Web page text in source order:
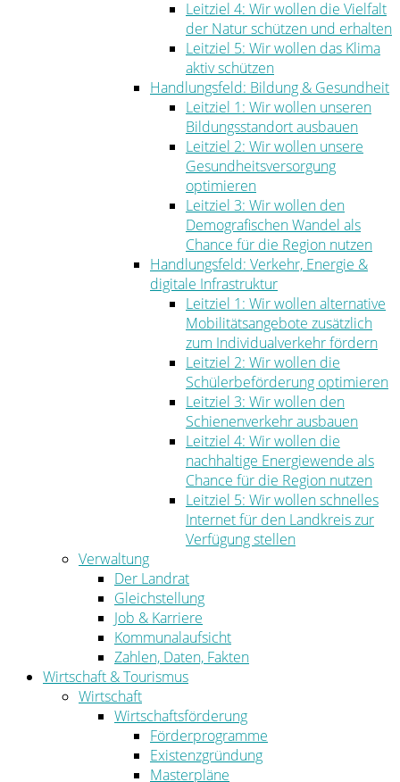
Leitziel 4: Wir wollen die Vielfalt
der Natur schützen und erhalten
Leitziel 5: Wir wollen das Klima
aktiv schützen
Handlungsfeld: Bildung & Gesundheit
Leitziel 1: Wir wollen unseren
Bildungsstandort ausbauen
Leitziel 2: Wir wollen unsere
Gesundheitsversorgung
optimieren
Leitziel 3: Wir wollen den
Demografischen Wandel als
Chance für die Region nutzen
Handlungsfeld: Verkehr, Energie &
digitale Infrastruktur
Leitziel 1: Wir wollen alternative
Mobilitätsangebote zusätzlich
zum Individualverkehr fördern
Leitziel 2: Wir wollen die
Schülerbeförderung optimieren
Leitziel 3: Wir wollen den
Schienenverkehr ausbauen
Leitziel 4: Wir wollen die
nachhaltige Energiewende als
Chance für die Region nutzen
Leitziel 5: Wir wollen schnelles
Internet für den Landkreis zur
Verfügung stellen
Verwaltung
Der Landrat
Gleichstellung
Job & Karriere
Kommunalaufsicht
Zahlen, Daten, Fakten
Wirtschaft & Tourismus
Wirtschaft
Wirtschaftsförderung
Förderprogramme
Existenzgründung
Masterpläne